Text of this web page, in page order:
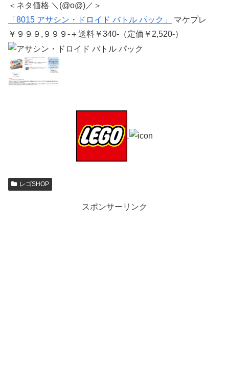
＜ネタ価格 ＼(@o@)／＞
「8015 アサシン・ドロイド バトル パック」
マケプレ
￥９９９,９９９-＋送料￥340-（定価￥2,520-）
レゴSHOP
スポンサーリンク